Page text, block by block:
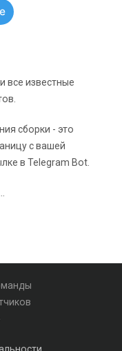
все известные
сборки - это
с вашей
в Telegram Bot.